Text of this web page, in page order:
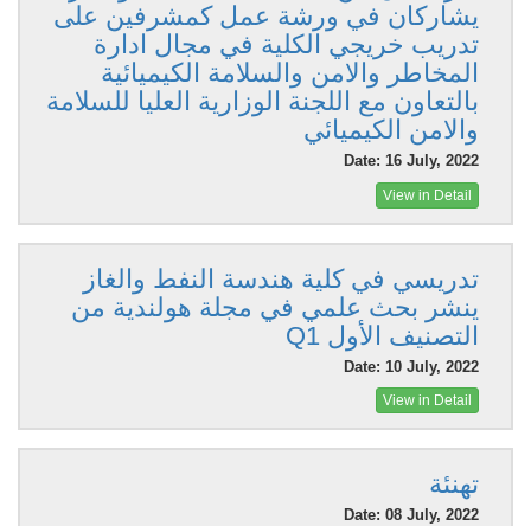
يشاركان في ورشة عمل كمشرفين على
تدريب خريجي الكلية في مجال ادارة
المخاطر والامن والسلامة الكيميائية
بالتعاون مع اللجنة الوزارية العليا للسلامة
والامن الكيميائي
Date: 16 July, 2022
View in Detail
تدريسي في كلية هندسة النفط والغاز
ينشر بحث علمي في مجلة هولندية من
التصنيف الأول Q1
Date: 10 July, 2022
View in Detail
تهنئة
Date: 08 July, 2022